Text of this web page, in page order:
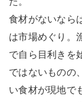
食材がないなら
は市場めぐり。
で自ら目利きを
ではないものの
い食材が現地で